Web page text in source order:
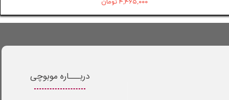
۴,۴۶۵,۰۰۰ تومان
دربـــاره موبوچی